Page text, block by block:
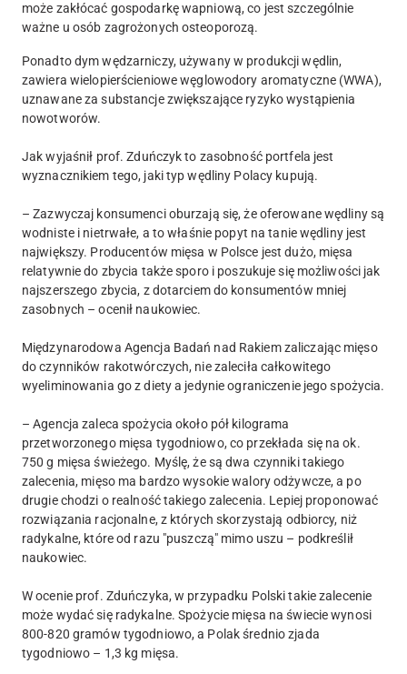
może zakłócać gospodarkę wapniową, co jest szczególnie
ważne u osób zagrożonych osteoporozą.
Ponadto dym wędzarniczy, używany w produkcji wędlin,
zawiera wielopierścieniowe węglowodory aromatyczne (WWA),
uznawane za substancje zwiększające ryzyko wystąpienia
nowotworów.
Jak wyjaśnił prof. Zduńczyk to zasobność portfela jest
wyznacznikiem tego, jaki typ wędliny Polacy kupują.
– Zazwyczaj konsumenci oburzają się, że oferowane wędliny są
wodniste i nietrwałe, a to właśnie popyt na tanie wędliny jest
największy. Producentów mięsa w Polsce jest dużo, mięsa
relatywnie do zbycia także sporo i poszukuje się możliwości jak
najszerszego zbycia, z dotarciem do konsumentów mniej
zasobnych – ocenił naukowiec.
Międzynarodowa Agencja Badań nad Rakiem zaliczając mięso
do czynników rakotwórczych, nie zaleciła całkowitego
wyeliminowania go z diety a jedynie ograniczenie jego spożycia.
– Agencja zaleca spożycia około pół kilograma
przetworzonego mięsa tygodniowo, co przekłada się na ok.
750 g mięsa świeżego. Myślę, że są dwa czynniki takiego
zalecenia, mięso ma bardzo wysokie walory odżywcze, a po
drugie chodzi o realność takiego zalecenia. Lepiej proponować
rozwiązania racjonalne, z których skorzystają odbiorcy, niż
radykalne, które od razu "puszczą" mimo uszu – podkreślił
naukowiec.
W ocenie prof. Zduńczyka, w przypadku Polski takie zalecenie
może wydać się radykalne. Spożycie mięsa na świecie wynosi
800-820 gramów tygodniowo, a Polak średnio zjada
tygodniowo – 1,3 kg mięsa.